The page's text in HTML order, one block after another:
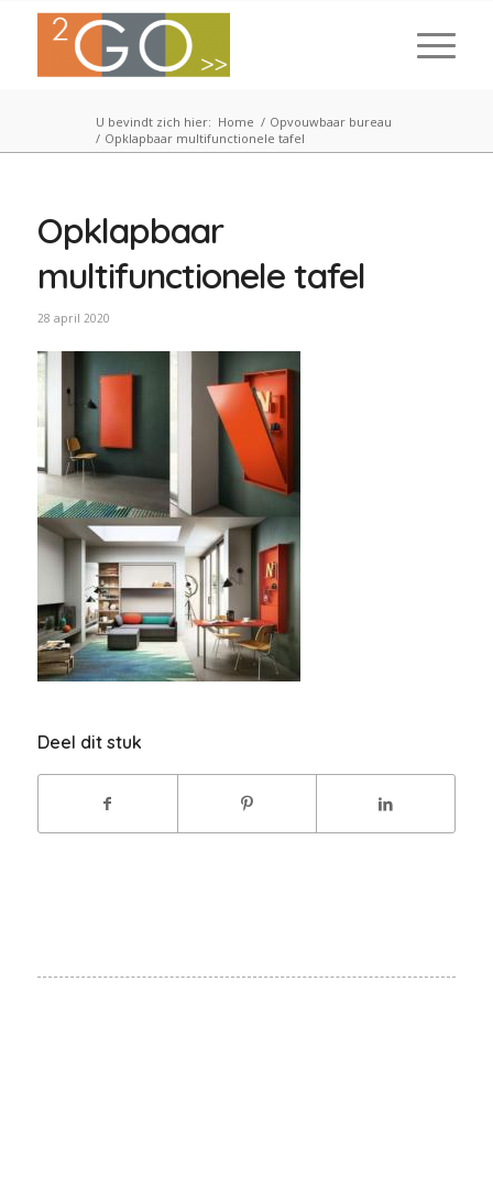
U bevindt zich hier: Home / Opvouwbaar bureau
/ Opklapbaar multifunctionele tafel
Opklapbaar
multifunctionele tafel
28 april 2020
Deel dit stuk